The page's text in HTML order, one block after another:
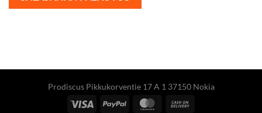
Prodiscus Pikkukorventie 17 A 1 37150 Nokia